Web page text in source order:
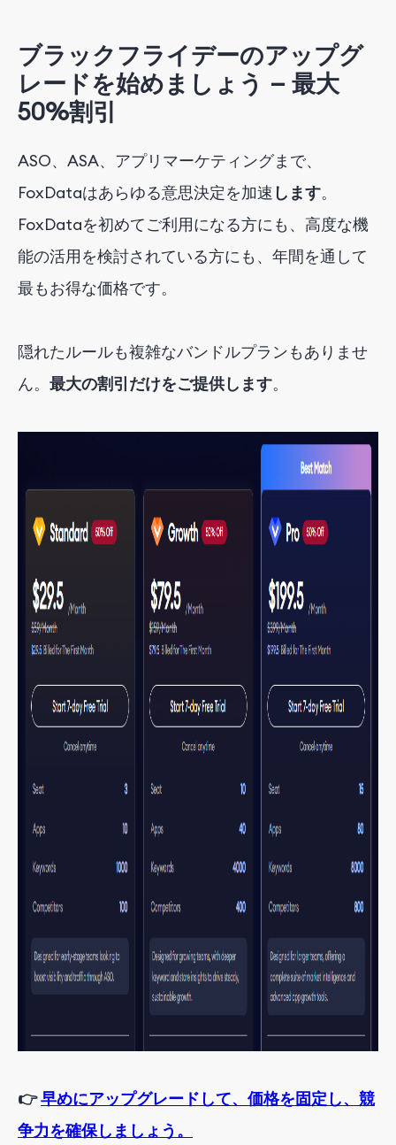
ブラックフライデーのアップグ
レードを始めましょう — 最大
50%割引
ASO、ASA、アプリマーケティングまで、
FoxDataはあらゆる意思決定を加速 します。
FoxDataを初めてご利用になる方にも 、 高度な機
能の活用を検討されている方にも、年間を通して
最もお得な価格です。
隠れたルールも複雑なバンドルプランもありませ
ん。 最大の割引だけをご提供します。
👉早めにアップグレードして、価格を固定し、競
争力を確保しましょう。